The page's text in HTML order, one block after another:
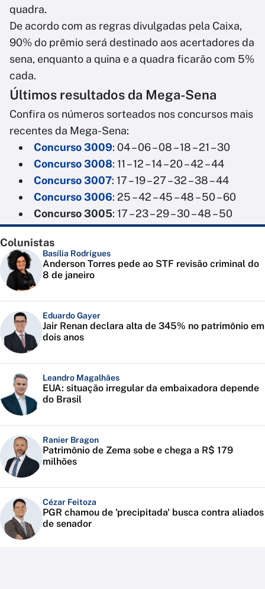
quadra.
De acordo com as regras divulgadas pela Caixa,
90% do prêmio será destinado aos acertadores da
sena, enquanto a quina e a quadra ficarão com 5%
cada.
Últimos resultados da Mega-Sena
Confira os números sorteados nos concursos mais
recentes da Mega-Sena:
Concurso 3009: 04 – 06 – 08 – 18 – 21 – 30
Concurso 3008: 11 – 12 – 14 – 20 – 42 – 44
Concurso 3007: 17 – 19 – 27 – 32 – 38 – 44
Concurso 3006: 25 – 42 – 45 – 48 – 50 – 60
Concurso 3005: 17 – 23 – 29 – 30 – 48 – 50
Colunistas
Basília Rodrigues
Anderson Torres pede ao STF revisão criminal do
8 de janeiro
Eduardo Gayer
Jair Renan declara alta de 345% no patrimônio em
dois anos
Leandro Magalhães
EUA: situação irregular da embaixadora depende
do Brasil
Ranier Bragon
Patrimônio de Zema sobe e chega a R$ 179
milhões
Cézar Feitoza
PGR chamou de 'precipitada' busca contra aliados
de senador